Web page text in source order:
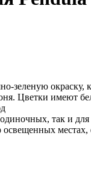
окраску,
Цветки имеют
так и для